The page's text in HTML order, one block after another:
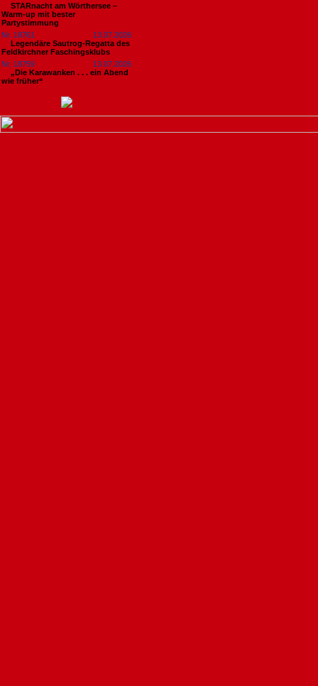
STARnacht am Wörthersee –
Warm-up mit bester
Partystimmung
Nr. 18761
13.07.2026
Legendäre Sautrog-Regatta des
Feldkirchner Faschingsklubs
Nr. 18759
13.07.2026
„Die Karawanken . . . ein Abend
wie früher“